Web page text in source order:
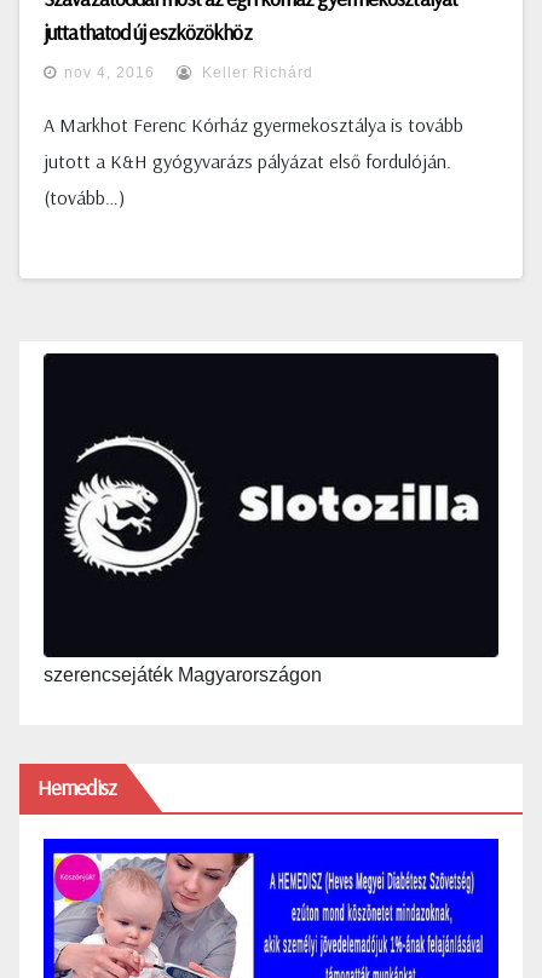
juttathatod új eszközökhöz
nov 4, 2016 Keller Richárd
A Markhot Ferenc Kórház gyermekosztálya is tovább
jutott a K&H gyógyvarázs pályázat első fordulóján.
(tovább…)
szerencsejáték Magyarországon
Hemedisz